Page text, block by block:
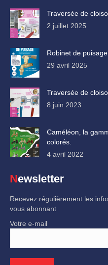
Traversée de
2 juillet 2025
Robinet de
29 avril 2025
Traversée de
8 juin 2023
Caméléon, la
colorés.
4 avril 2022
Newsletter
Recevez régulièrement les
vous abonnant
Votre e-mail